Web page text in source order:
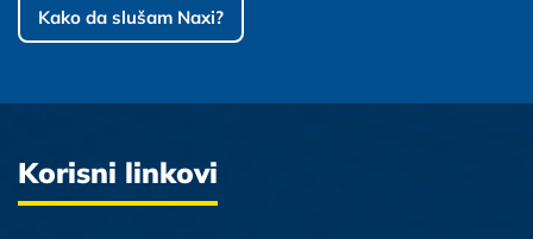
Kako da slušam Naxi?
Korisni linkovi